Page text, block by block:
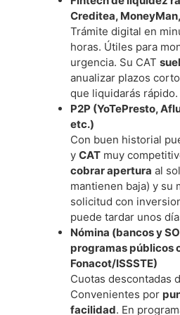
Creditea,
Trámite digital en
horas. Útiles para
urgencia. Su CAT
anualizar plazos
que liquidarás rápido.
P2P (YoTePresto,
etc.)
Con buen historial
y CAT muy
cobrar apertura al
mantienen baja) y su
solicitud con
puede tardar unos
Nómina (bancos y
programas públicos
Fonacot/ISSSTE)
Cuotas descontadas
Convenientes por
facilidad. En